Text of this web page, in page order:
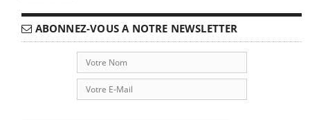
ABONNEZ-VOUS A NOTRE NEWSLETTER